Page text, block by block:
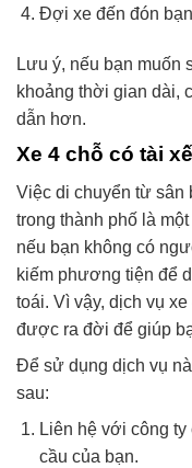
Đợi xe đến đón
Lưu ý, nếu bạn muốn
khoảng thời gian dài,
dẫn hơn.
Xe 4 chỗ có tài
Việc di chuyển từ sân
trong thành phố là
nếu bạn không có
kiếm phương tiện để
toái. Vì vậy, dịch vụ
được ra đời để giúp
Để sử dụng dịch vụ
sau:
Liên hệ với công
cầu của bạn.